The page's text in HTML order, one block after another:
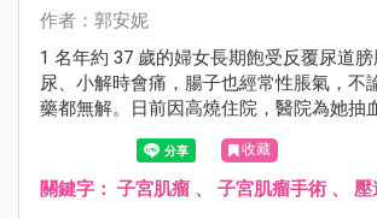
作者：郭安妮
1 名年約 37 歲的婦女長期飽受反覆尿道
尿、小解時會痛，腸子也經常性脹氣，不
藥都無解。日前因高燒住院，醫院為她抽
球數超標，血液裡滿佈細菌，同時檢查出
顆大小不一的肌瘤，其中 1 顆大約 8 公分
胱和尿道，造成頻尿、排尿困難；另 1 顆
收藏
關鍵字： 子宮肌瘤 、 子宮肌瘤手術 、 壓